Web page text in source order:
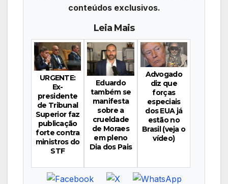
conteúdos exclusivos.
Leia Mais
URGENTE:
Ex-
presidente
de Tribunal
Superior faz
publicação
forte contra
ministros do
STF
Eduardo
também se
manifesta
sobre a
crueldade
de Moraes
em pleno
Dia dos Pais
Advogado
diz que
forças
especiais
dos EUA já
estão no
Brasil (veja o
vídeo)